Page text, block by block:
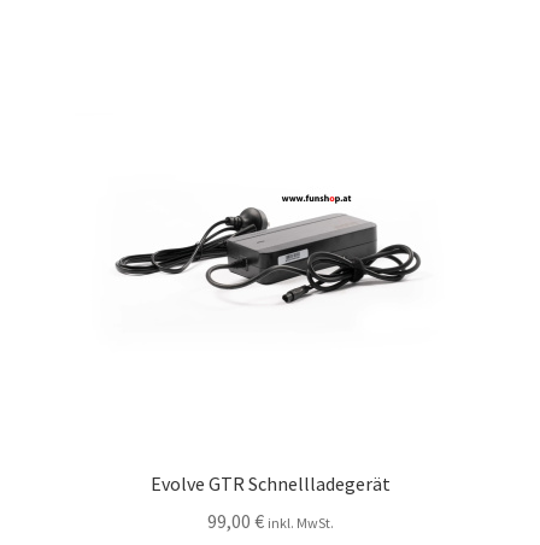
Evolve GTR Schnellladegerät
99,00 € inkl. MwSt.